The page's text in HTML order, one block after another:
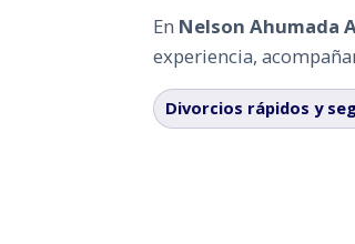
En Nelson Ahumada
experiencia,
Divorcios rápidos y